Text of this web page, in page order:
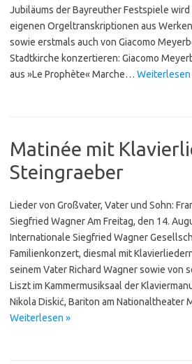
Jubiläums der Bayreuther Festspiele
eigenen Orgeltranskriptionen aus
sowie erstmals auch von Giacomo
Stadt­kirche konzertieren: Giacomo
aus »Le Prophète« Marche… Weiterlesen
Matinée mit
Steingraeber
Lieder von Großvater, Vater und Sohn:
Siegfried Wagner Am Freitag, den 14.
Internationale Siegfried Wagner
Familienkonzert, diesmal mit
seinem Vater Richard Wagner sowie von
Liszt im Kammermusiksaal der
Nikola Diskić, Bariton am Nationaltheater
Weiterlesen »